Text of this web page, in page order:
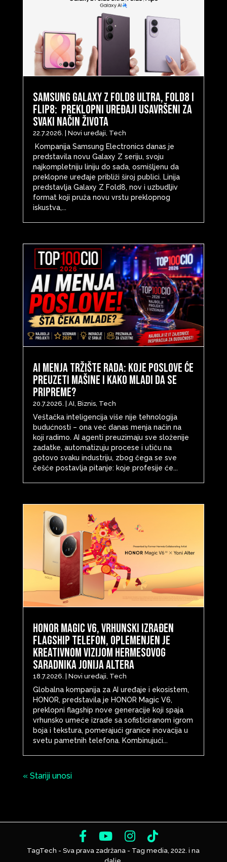
Samsung Galaxy Z Fold8 Ultra, Fold8 i
Flip8: Preklopni uređaji usavršeni za
svaki način života
22.7.2026. Novi uređaji, Tech
Kompanija Samsung Electronics danas je
predstavila novu Galaxy Z seriju, svoju
najkompletniju liniju do sada, osmišljenu da
preklopne uređaje približi široj publici. Linija
predstavlja Galaxy Z Fold8, nov i uzbudljiv
format koji pruža novu vrstu preklopnog
iskustva,...
AI menja tržište rada: Koje poslove će
preuzeti mašine i kako mladi da se
pripreme?
20.7.2026. AI Biznis, Tech
Veštačka inteligencija više nije tehnologija
budućnosti – ona već danas menja način na
koji radimo. AI agenti preuzimaju sve složenije
zadatke, automatizuju procese i utiču na
gotovo svaku industriju, zbog čega se sve
češće postavlja pitanje: koje profesije će...
HONOR Magic V6, vrhunski izrađen
flagship telefon, oplemenjen je
kreativnom vizijom Hermesovog
saradnika Jonija Altera
18.7.2026. | Novi uređaji Tech
Globalna kompanija za AI uređaje i ekosistem,
HONOR, predstavila je HONOR Magic V6,
preklopni flagship nove generacije koji spaja
vrhunsko umeće izrade sa sofisticiranom igrom
boja i tekstura, pomerajući granice inovacija u
svetu pametnih telefona. Kombinujući...
« Stariji unosi
TagTech - Sva prava zadržana - Tag media, 2022. i na